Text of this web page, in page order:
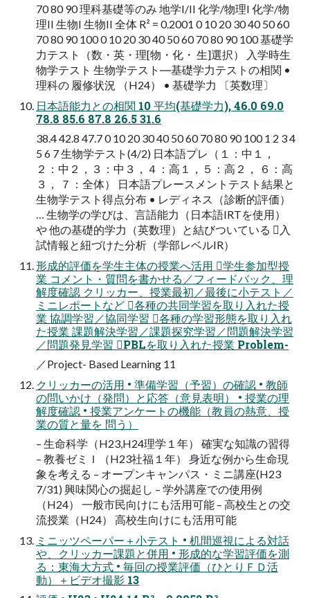
70 80 90 理科基礎等のみ 地学I/II 化学/物理I 化学/物
理II 生物I 生物II 全体 R² = 0.2001 0 10 20 30 40 50 60
70 80 90 100 0 10 20 30 40 50 60 70 80 90 100 基礎学
力テスト（数・英・理[物・化・ 生]選択） 入学時生
物学テスト 生物学テスト―基礎学力テストの相関 •
理科の 履修状況 （H24） • 基礎学力 〔英数理〕
日本語能力との相関 10 平均(基礎学力), 46.0 69.0
78.8 85.6 87.8 26.5 31.6
38.4 42.8 47.7 0 10 20 30 40 50 60 70 80 90 100 1 2 3 4
5 6 7 生物学テスト(4/2) 日本語プレ（１：中１，
２：中２，３：中３，４：高１，５：高２， ６：高
３， ７：全体） 日本語プレースメントテスト結果と
生物学テスト得点分布 • レディネス（診断的評価）
… 生物学の学びは、言語能力（日本語IRTを使用）
や 他の基礎的学力（英数理）と結びついている 入
試情報と紐づけた分析（学部レベルIR）
形成的評価を学生主体の授業へ活用 学生参加型授
業 コメント・質問を書かせる／フィードバック、理
解度確認 クリッカー、授業最初／最後に小テスト／
ミニレポートなど 各種の共同学習を取り入れた授
業 協調学習／協同学習 各種の学習形態を取り入れ
た授業 課題解決学習／課題探究学習／問題解決学習
／問題発見学習 PBLを取り入れた授業 Problem-
／Project- Based Learning 11
クリッカーの活用 • 準備学習（予習）の確認 • 教師
の問いかけ（発問）と応答（意見表明） • 授業の理
解度確認 • 授業アンケートの機能（教員の熱意、授
業の質と量を 問う）
– 生命科学（H23,H24理学１年） 確実な知識の習得
– 教養ゼミＩ（H23社福１年） 身近な例から生命現
象を考える – オープンキャンパス・ミニ講座(H23
7/31) 興味関心の掘起し – 学外講座での使用例
（H24） 一般市民向けにも活用可能 – 高校生との交
流授業（H24） 高校生向けにも活用可能
ミニッツペーパー＋小テスト • 机間巡視による対話
や、クリッカー課題と併用 • 形成的な学習評価を測
る：東海大方式 • 毎回の授業評価（ひとりＦＤ活
動）＋ビデオ撮影 13